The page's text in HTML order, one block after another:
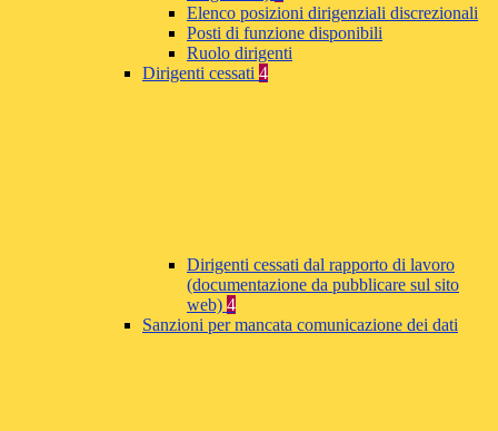
Elenco posizioni dirigenziali discrezionali
Posti di funzione disponibili
Ruolo dirigenti
Dirigenti cessati 4
Dirigenti cessati dal rapporto di lavoro
(documentazione da pubblicare sul sito
web) 4
Sanzioni per mancata comunicazione dei dati